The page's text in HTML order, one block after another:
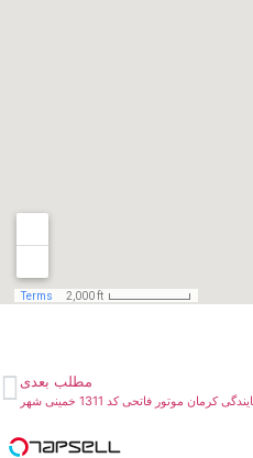
مطلب بعدی
کرمان موتور فاتحی کد 1311 خمینی شهر